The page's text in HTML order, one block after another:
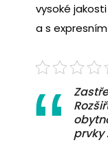
vysoké
a s
prvky